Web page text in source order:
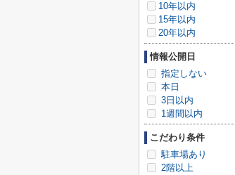
10年以内
15年以内
20年以内
情報公開日
指定しない
本日
3日以内
1週間以内
こだわり条件
駐車場あり
2階以上